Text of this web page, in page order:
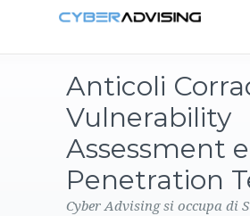
PRODOTTI
Anticoli
Vulnerability
Assessment e
Penetration
Cyber Advising si occupa di